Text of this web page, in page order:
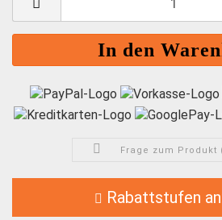
Frage zum Produkt
Rabattstufen